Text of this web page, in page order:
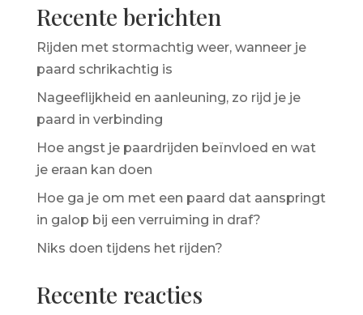
Recente berichten
Rijden met stormachtig weer, wanneer je
paard schrikachtig is
Nageeflijkheid en aanleuning, zo rijd je je
paard in verbinding
Hoe angst je paardrijden beïnvloed en wat
je eraan kan doen
Hoe ga je om met een paard dat aanspringt
in galop bij een verruiming in draf?
Niks doen tijdens het rijden?
Recente reacties